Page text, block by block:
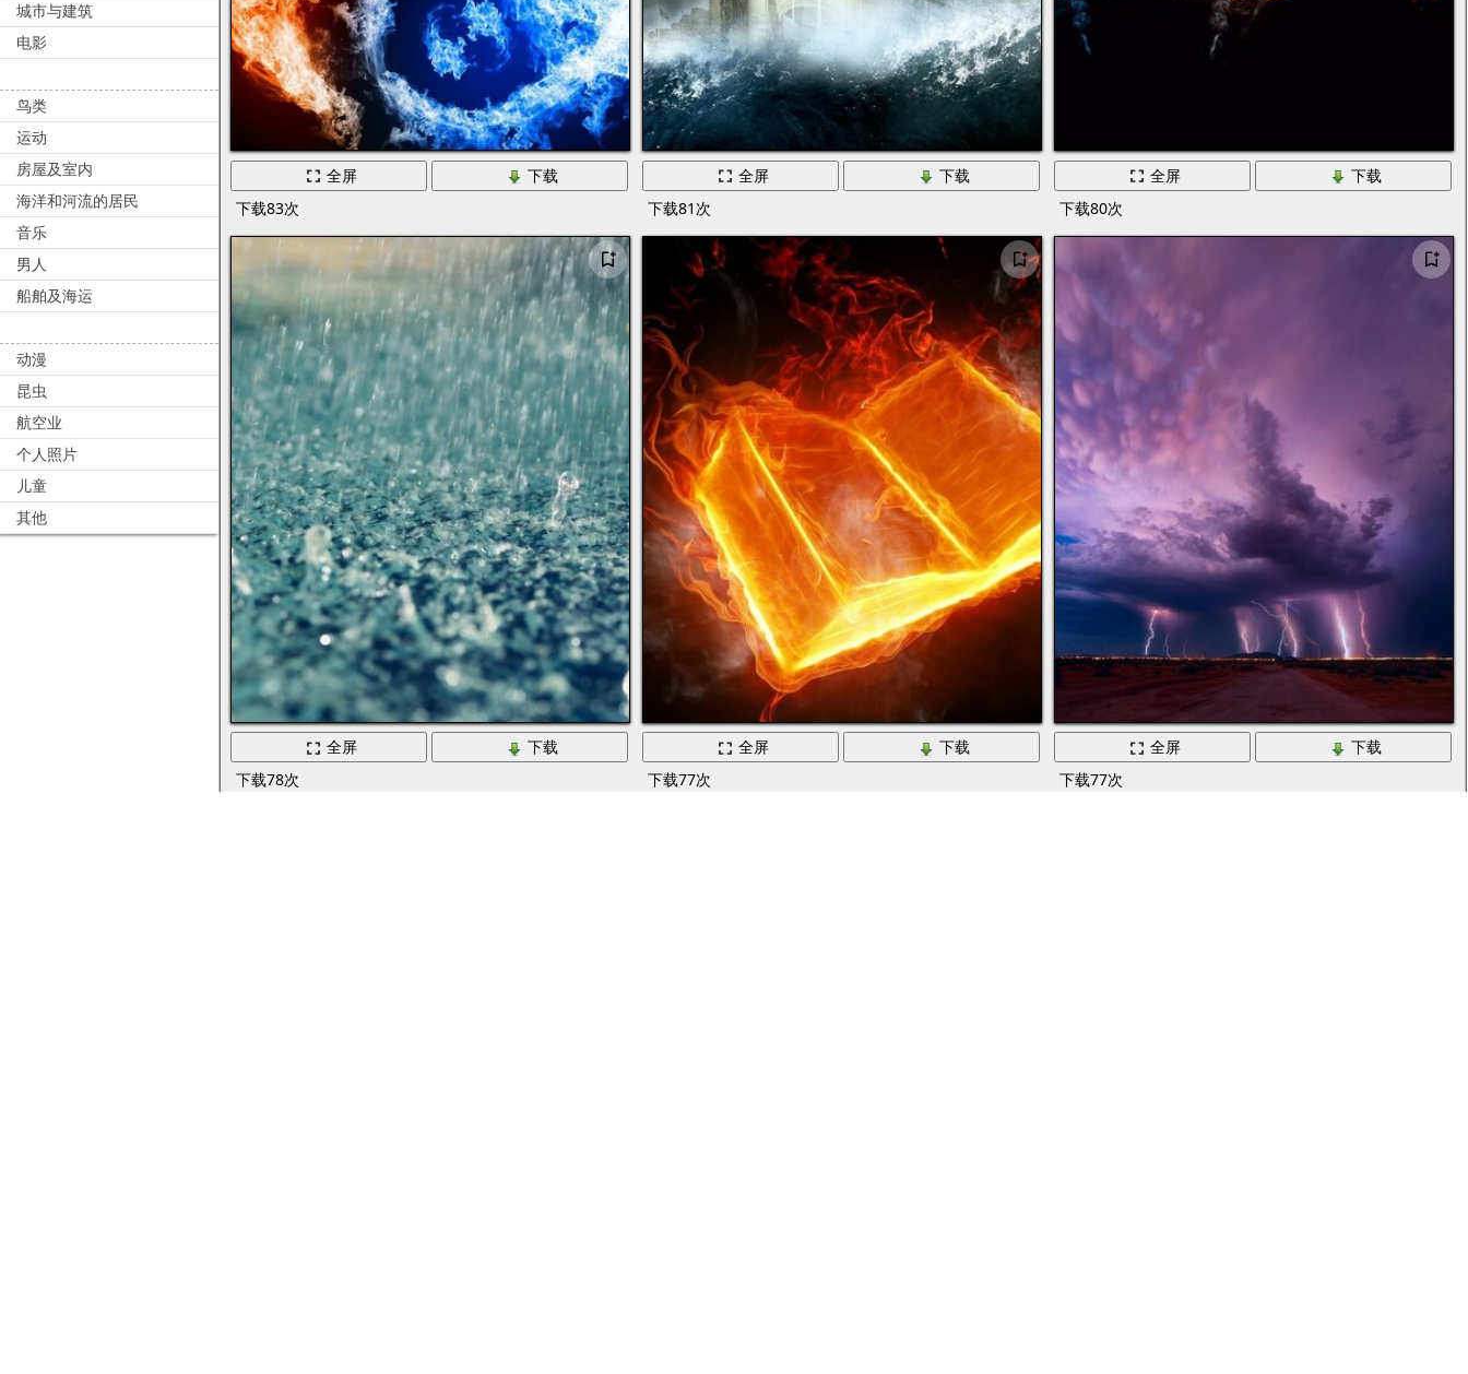
城市与建筑
电影
鸟类
运动
房屋及室内
海洋和河流的居民
音乐
男人
船舶及海运
动漫
昆虫
航空业
个人照片
儿童
其他
全屏
下载
下载83次
全屏
下载
下载81次
全屏
下载
下载80次
全屏
下载
下载78次
全屏
下载
下载77次
全屏
下载
下载77次